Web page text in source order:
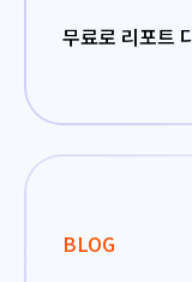
무료로 리포트
BLOG